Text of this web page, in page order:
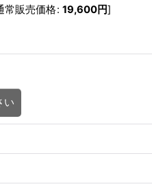
常販売価格: 19,600円]
い